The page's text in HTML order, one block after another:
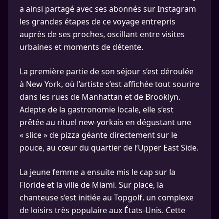
a ainsi partagé avec ses abonnés sur Instagram
les grandes étapes de ce voyage entrepris
auprès de ses proches, oscillant entre visites
urbaines et moments de détente.
La première partie de son séjour s’est déroulée
à New York, où l’artiste s’est affichée tout sourire
dans les rues de Manhattan et de Brooklyn.
Adepte de la gastronomie locale, elle s’est
prêtée au rituel new-yorkais en dégustant une
« slice » de pizza géante directement sur le
pouce, au cœur du quartier de l’Upper East Side.
La jeune femme a ensuite mis le cap sur la
Floride et la ville de Miami. Sur place, la
chanteuse s’est initiée au Topgolf, un complexe
de loisirs très populaire aux États-Unis. Cette